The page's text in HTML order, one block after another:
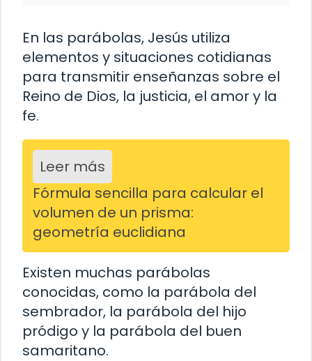
En las parábolas, Jesús utiliza
elementos y situaciones cotidianas
para transmitir enseñanzas sobre el
Reino de Dios, la justicia, el amor y la
fe.
Leer más
Fórmula sencilla para calcular el
volumen de un prisma:
geometría euclidiana
Existen muchas parábolas
conocidas, como la parábola del
sembrador, la parábola del hijo
pródigo y la parábola del buen
samaritano.